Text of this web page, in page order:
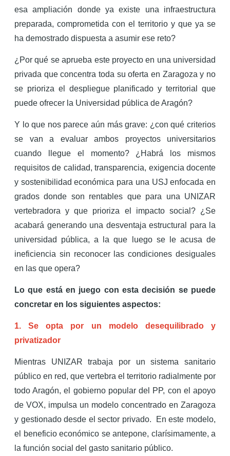
esa ampliación donde ya existe una infraestructura
preparada, comprometida con el territorio y que ya se
ha demostrado dispuesta a asumir ese reto?
¿Por qué se aprueba este proyecto en una universidad
privada que concentra toda su oferta en Zaragoza y no
se prioriza el despliegue planificado y territorial que
puede ofrecer la Universidad pública de Aragón?
Y lo que nos parece aún más grave: ¿con qué criterios
se van a evaluar ambos proyectos universitarios
cuando llegue el momento? ¿Habrá los mismos
requisitos de calidad, transparencia, exigencia docente
y sostenibilidad económica para una USJ enfocada en
grados donde son rentables que para una UNIZAR
vertebradora y que prioriza el impacto social? ¿Se
acabará generando una desventaja estructural para la
universidad pública, a la que luego se le acusa de
ineficiencia sin reconocer las condiciones desiguales
en las que opera?
Lo que está en juego con esta decisión se puede
concretar en los siguientes aspectos:
1. Se opta por un modelo desequilibrado y
privatizador
Mientras UNIZAR trabaja por un sistema sanitario
público en red, que vertebra el territorio radialmente por
todo Aragón, el gobierno popular del PP, con el apoyo
de VOX, impulsa un modelo concentrado en Zaragoza
y gestionado desde el sector privado. En este modelo,
el beneficio económico se antepone, clarísimamente, a
la función social del gasto sanitario público.